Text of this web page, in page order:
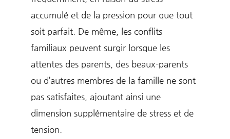
accumulé et de la pression pour que tout
soit parfait. De même, les conflits
familiaux peuvent surgir lorsque les
attentes des parents, des beaux-parents
ou d’autres membres de la famille ne sont
pas satisfaites, ajoutant ainsi une
dimension supplémentaire de stress et de
tension.